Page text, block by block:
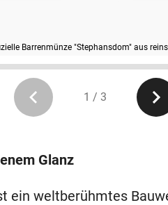
Barrenmünze "Stephansdom" aus
1 / 3
Glanz
ein weltberühmtes